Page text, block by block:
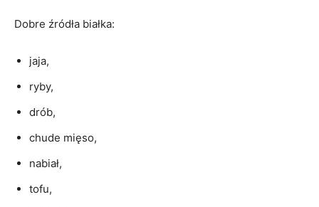
Dobre źródła białka:
jaja,
ryby,
drób,
chude mięso,
nabiał,
tofu,